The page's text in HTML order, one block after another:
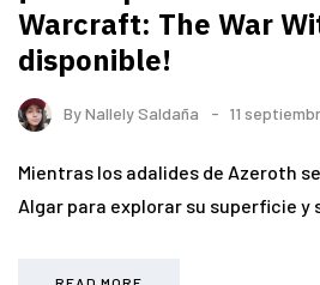
Warcraft: The War
disponible!
ByNallely Saldaña 11
Mientras los adalides de Azeroth
Algar para explorar su superficie y